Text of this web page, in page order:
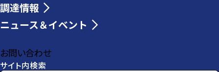
調達情報
ニュース＆イベント
お問い合わせ
サイト内検索